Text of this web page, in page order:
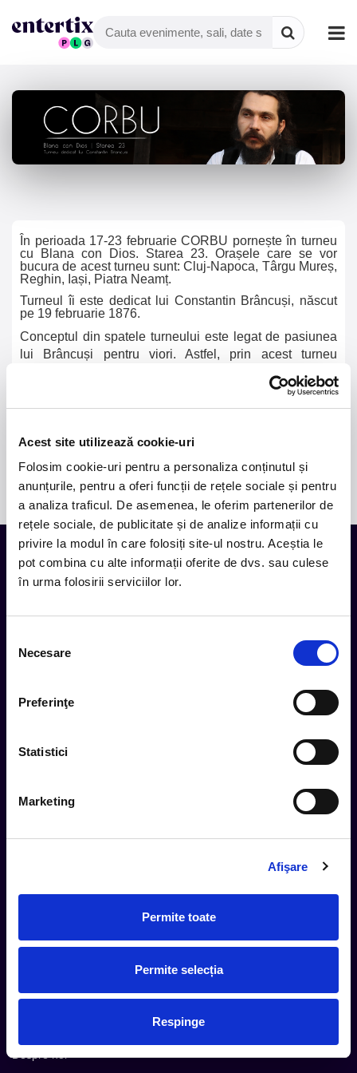
Acest site utilizează cookie-uri
Folosim cookie-uri pentru a personaliza conținutul și
anunțurile, pentru a oferi funcții de rețele sociale și pentru
a analiza traficul. De asemenea, le oferim partenerilor de
rețele sociale, de publicitate și de analize informații cu
privire la modul în care folosiți site-ul nostru. Aceștia le
pot combina cu alte informații oferite de dvs. sau culese
în urma folosirii serviciilor lor.
consimțământului
Necesare
Preferinţe
Statistici
Marketing
Afişare
Permite toate
Permite selecția
Respinge
În perioada 17-23 februarie CORBU pornește în turneu
cu Blana con Dios. Starea 23. Orașele care se vor
bucura de acest turneu sunt: Cluj-Napoca, Târgu Mureș,
Reghin, Iași, Piatra Neamț.
Turneul îi este dedicat lui Constantin Brâncuși, născut
pe 19 februarie 1876.
Conceptul din spatele turneului este legat de pasiunea
lui Brâncuși pentru viori. Astfel, prin acest turneu
Ideea a pornit de la vorbele lui Brâncuși, care
mărturisește că: „Eu am făcut piatra să cânte pentru
sculptură în desfășurare.”
Tot ce te intereseaza, direct in
inbox.
Aboneaza-te la newsletter-ul nostru, fii primul la care ajung
evenimentele noi.
Subscribe
Metode livrare
Intrebari Frecvente - FAQ
Contact
Despre noi